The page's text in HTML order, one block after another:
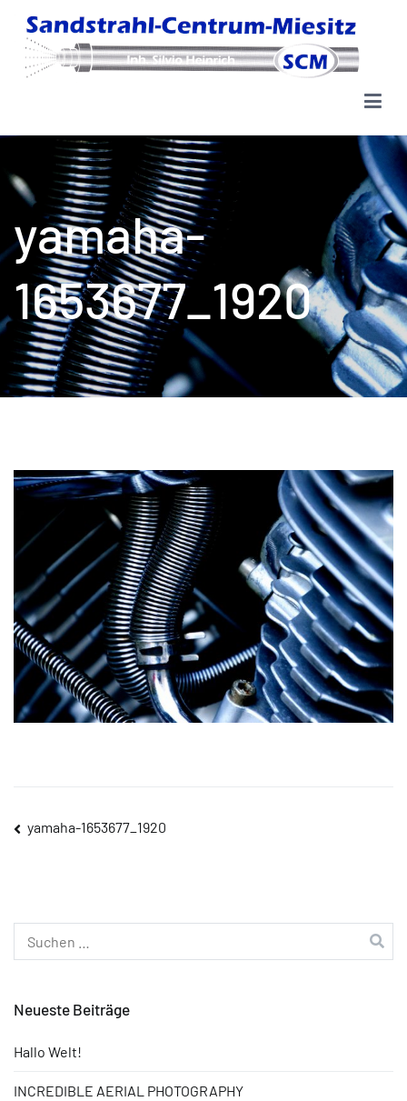
Inhalt
springen
yamaha-
1653677_1920
Beitragsnavigation
yamaha-1653677_1920
Suchen
nach:
Neueste Beiträge
Hallo Welt!
INCREDIBLE AERIAL PHOTOGRAPHY